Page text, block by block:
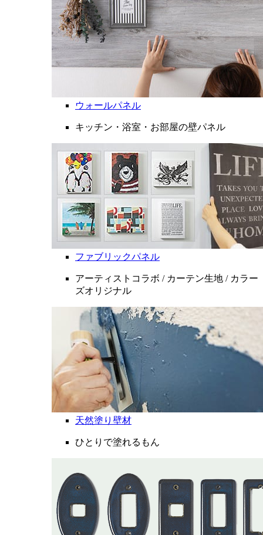
ウォールパネル
キッチン・浴室・お部屋の壁パネル
ファブリックパネル
アーティストコラボ / カーテン生地 / カラー
ズオリジナル
天然塗り壁材
ひとりで塗れるもん